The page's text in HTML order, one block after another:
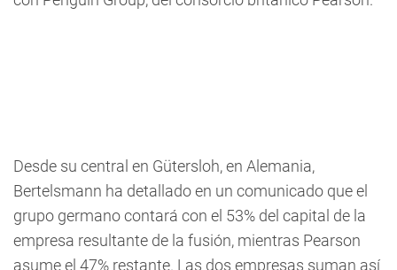
Desde su central en Gütersloh, en Alemania,
Bertelsmann ha detallado en un comunicado que el
grupo germano contará con el 53% del capital de la
empresa resultante de la fusión, mientras Pearson
asume el 47% restante. Las dos empresas suman así